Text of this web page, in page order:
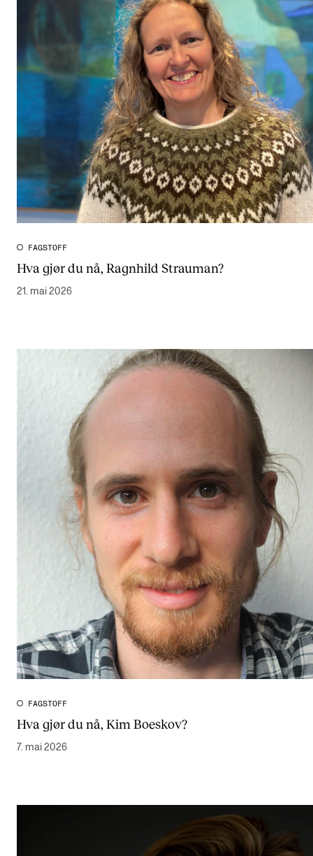
FAGSTOFF
Hva gjør du nå, Ragnhild Strauman?
21. mai 2026
FAGSTOFF
Hva gjør du nå, Kim Boeskov?
7. mai 2026